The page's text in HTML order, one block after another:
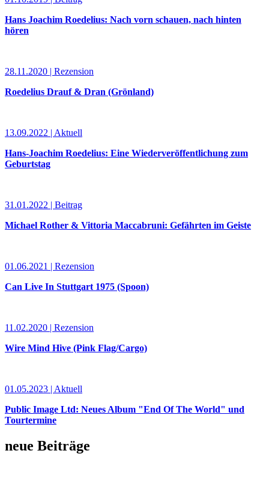
Hans Joachim Roedelius: Nach vorn schauen, nach hinten
hören
28.11.2020 | Rezension
Roedelius Drauf & Dran (Grönland)
13.09.2022 | Aktuell
Hans-Joachim Roedelius: Eine Wiederveröffentlichung zum
Geburtstag
31.01.2022 | Beitrag
Michael Rother & Vittoria Maccabruni: Gefährten im Geiste
01.06.2021 | Rezension
Can Live In Stuttgart 1975 (Spoon)
11.02.2020 | Rezension
Wire Mind Hive (Pink Flag/Cargo)
01.05.2023 | Aktuell
Public Image Ltd: Neues Album "End Of The World" und
Tourtermine
neue Beiträge